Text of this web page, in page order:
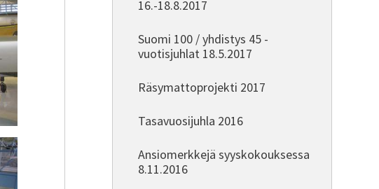
16.-18.8.2017
Suomi 100 / yhdistys 45 -
vuotisjuhlat 18.5.2017
Räsymattoprojekti 2017
Tasavuosijuhla 2016
Ansiomerkkejä syyskokouksessa
8.11.2016